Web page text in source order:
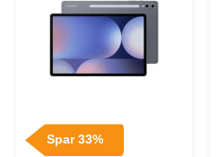
Spar 33%